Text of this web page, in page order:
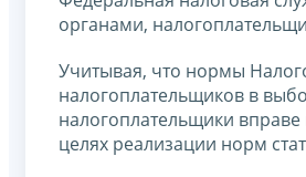
органами,
Учитывая, что нормы
налогоплательщиков в
налогоплательщики
целях реализации норм